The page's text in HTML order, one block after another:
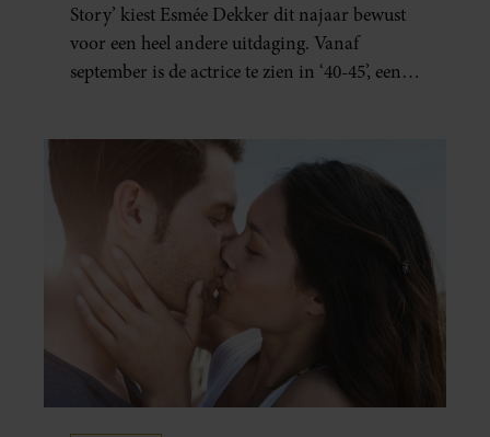
Story’ kiest Esmée Dekker dit najaar bewust
voor een heel andere uitdaging. Vanaf
september is de actrice te zien in ‘40-45’, een
een voorstelling die niet alleen raakt, maar
het publiek ook aan het denken zet.